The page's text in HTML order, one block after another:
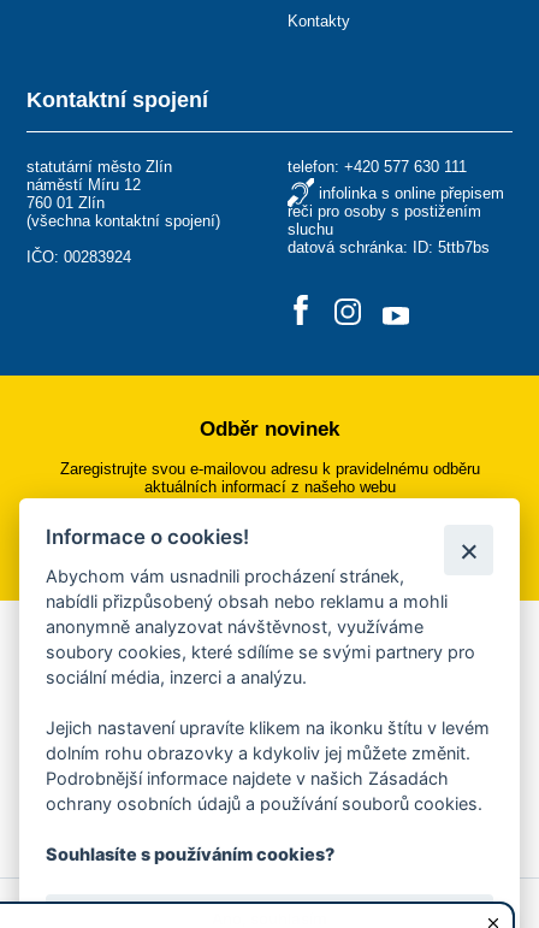
Kontaktní spojení
statutární město Zlín
náměstí Míru 12
760 01 Zlín
(všechna kontaktní spojení)
IČO: 00283924
telefon: +420 577 630 111
infolinka s online přepisem
řeči pro osoby s postižením
sluchu
datová schránka: ID: 5ttb7bs
Kontakty
Odběr novinek
Zaregistrujte svou e-mailovou adresu k pravidelnému odběru
aktuálních informací z našeho webu
Přihlásit se k odběru
Aplikace Mobilní rozhlas
Chcete dostávat do svého mobilu či mailu upozornění na
ankety, pozvánky na kulturní a sportovní akce?
Více informací o aplikaci
© 2026 Magistrát města Zlína
Prohlášení o používání cookies
Informace o cookies!
Abychom vám usnadnili procházení stránek,
nabídli přizpůsobený obsah nebo reklamu a mohli
anonymně analyzovat návštěvnost, využíváme
soubory cookies, které sdílíme se svými partnery pro
sociální média, inzerci a analýzu.
Jejich nastavení upravíte klikem na ikonku štítu v levém
dolním rohu obrazovky a kdykoliv jej můžete změnit.
Podrobnější informace najdete v našich Zásadách
ochrany osobních údajů a používání souborů cookies.
Souhlasíte s používáním cookies?